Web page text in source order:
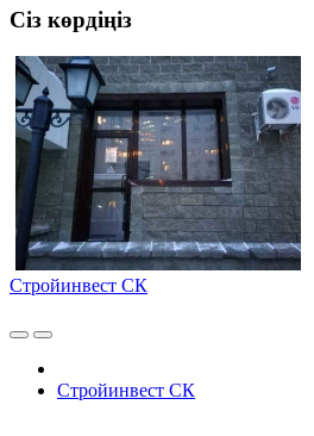
Сіз көрдіңіз
Стройинвест СК
Стройинвест СК